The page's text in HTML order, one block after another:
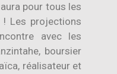
pour tous les
Les projections
avec les
boursier
réalisateur et